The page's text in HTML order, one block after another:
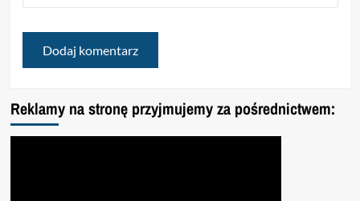
Reklamy na stronę przyjmujemy za pośrednictwem: